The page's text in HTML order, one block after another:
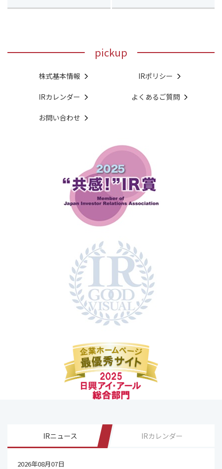
pickup
株式基本情報 IRポリシー
IRカレンダー よくあるご質問
お問い合わせ
IRニュース IRカレンダー
2026年08月07日